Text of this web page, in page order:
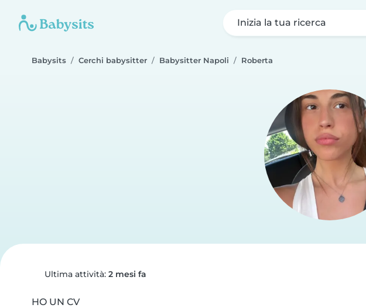
Inizia la tua ricerca
Babysits Cerchi babysitter Babysitter Napoli Roberta
Ultima attività: 2 mesi fa
HO UN CV